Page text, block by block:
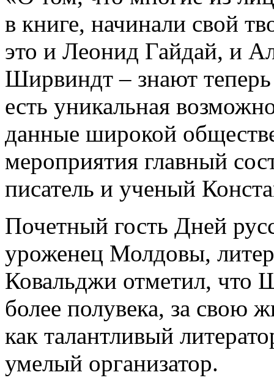
в книге, начинали свой
это и Леонид Гайдай, и
Ширвиндт – знают
есть уникальная
данные широкой
мероприятия главный
писатель и ученый
Почетный гость Дней
уроженец Молдовы,
Ковальджи отметил, что
более полувека, за свою
как талантливый
умелый организатор.